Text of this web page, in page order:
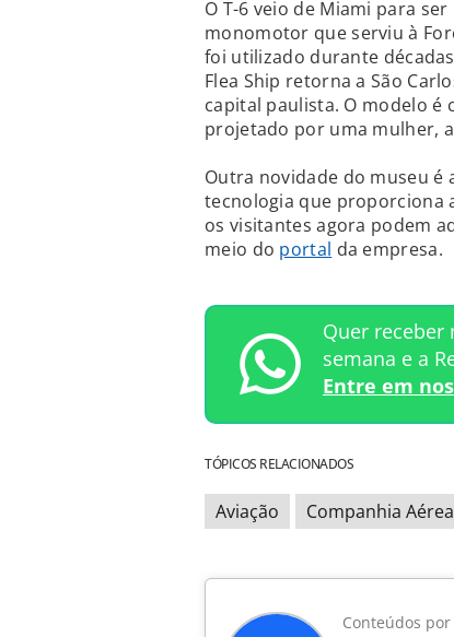
O T-6 veio de Miami para
monomotor que serviu à
foi utilizado durante
Flea Ship retorna a São
capital paulista. O modelo
projetado por uma mulher,
Outra novidade do museu é
tecnologia que proporciona
os visitantes agora podem
meio do portal da empresa.
Quer receber
semana e a
Entre em
TÓPICOS RELACIONADOS
Aviação Companhia Aérea
Conteúdos por